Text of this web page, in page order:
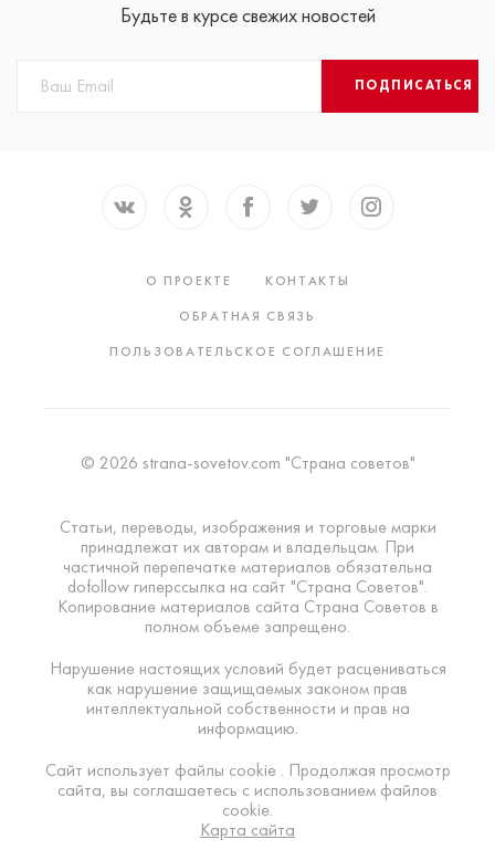
Будьте в курсе свежих новостей
ПОДПИСАТЬСЯ
О ПРОЕКТЕ
КОНТАКТЫ
ОБРАТНАЯ СВЯЗЬ
ПОЛЬЗОВАТЕЛЬСКОЕ СОГЛАШЕНИЕ
© 2026 strana-sovetov.com "Страна советов"
Статьи, переводы, изображения и торговые марки
принадлежат их авторам и владельцам. При
частичной перепечатке материалов обязательна
dofollow гиперссылка на сайт "Страна Советов".
Копирование материалов сайта Страна Советов в
полном объеме запрещено.
Нарушение настоящих условий будет расцениваться
как нарушение защищаемых законом прав
интеллектуальной собственности и прав на
информацию.
Сайт использует файлы cookie . Продолжая просмотр
сайта, вы соглашаетесь с использованием файлов
cookie.
Карта сайта